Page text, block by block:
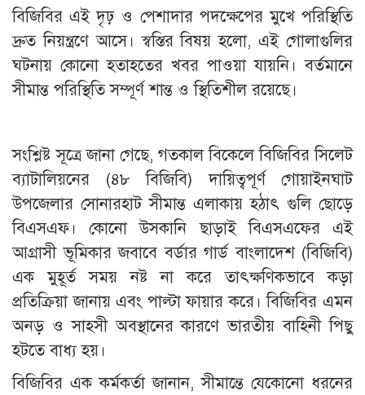
বিজিবির এই দৃঢ় ও পেশাদার পদক্ষেপের মুখে পরিস্থিতি
দ্রুত নিয়ন্ত্রণে আসে। স্বস্তির বিষয় হলো, এই গোলাগুলির
ঘটনায় কোনো হতাহতের খবর পাওয়া যায়নি। বর্তমানে
সীমান্ত পরিস্থিতি সম্পূর্ণ শান্ত ও স্থিতিশীল রয়েছে।
সংশ্লিষ্ট সূত্রে জানা গেছে, গতকাল বিকেলে বিজিবির সিলেট
ব্যাটালিয়নের (৪৮ বিজিবি) দায়িত্বপূর্ণ গোয়াইনঘাট
উপজেলার সোনারহাট সীমান্ত এলাকায় হঠাৎ গুলি ছোড়ে
বিএসএফ। কোনো উসকানি ছাড়াই বিএসএফের এই
আগ্রাসী ভূমিকার জবাবে বর্ডার গার্ড বাংলাদেশ (বিজিবি)
এক মুহূর্ত সময় নষ্ট না করে তাৎক্ষণিকভাবে কড়া
প্রতিক্রিয়া জানায় এবং পাল্টা ফায়ার করে। বিজিবির এমন
অনড় ও সাহসী অবস্থানের কারণে ভারতীয় বাহিনী পিছু
হটতে বাধ্য হয়।
বিজিবির এক কর্মকর্তা জানান, সীমান্তে যেকোনো ধরনের